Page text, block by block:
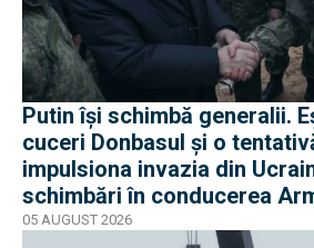
Putin își schimbă generalii.
cuceri Donbasul și o
impulsiona invazia din
schimbări în conducerea
05 AUGUST 2026